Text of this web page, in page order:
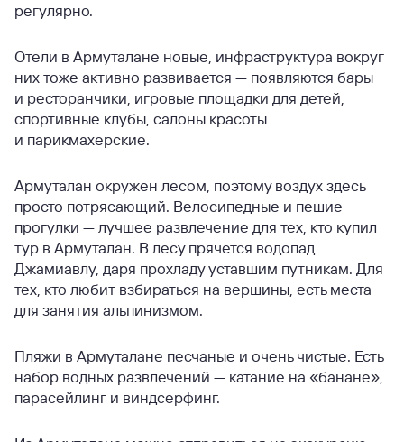
регулярно.
Отели в Армуталане новые, инфраструктура вокруг
них тоже активно развивается — появляются бары
и ресторанчики, игровые площадки для детей,
спортивные клубы, салоны красоты
и парикмахерские.
Армуталан окружен лесом, поэтому воздух здесь
просто потрясающий. Велосипедные и пешие
прогулки — лучшее развлечение для тех, кто купил
тур в Армуталан. В лесу прячется водопад
Джамиавлу, даря прохладу уставшим путникам. Для
тех, кто любит взбираться на вершины, есть места
для занятия альпинизмом.
Пляжи в Армуталане песчаные и очень чистые. Есть
набор водных развлечений — катание на «банане»,
парасейлинг и виндсерфинг.